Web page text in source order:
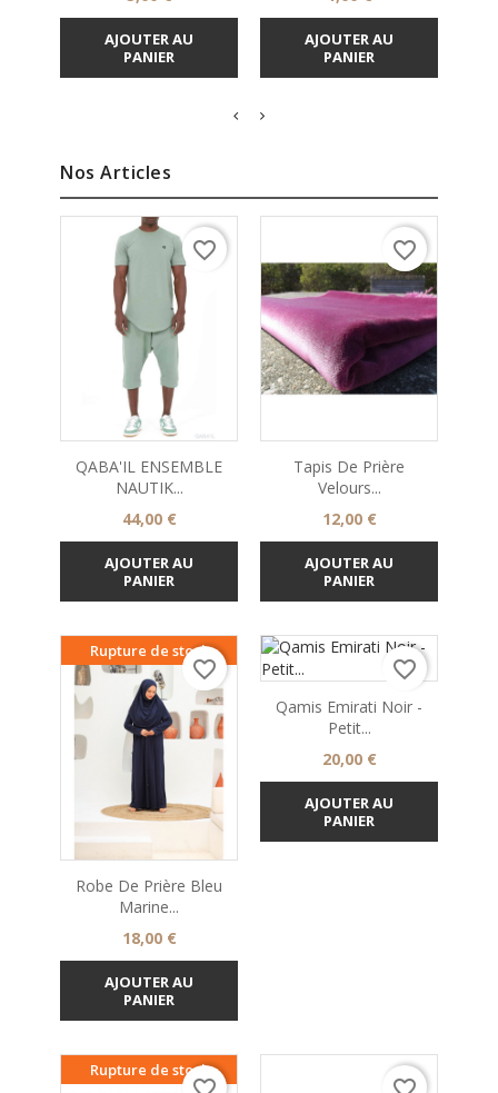
AJOUTER AU
PANIER
AJOUTER AU
PANIER
Nos Articles
QABA'IL ENSEMBLE
NAUTIK...
Prix
44,00 €
AJOUTER AU
PANIER
favorite_border
Tapis De Prière
Velours...
Prix
12,00 €
AJOUTER AU
PANIER
favorite_border
Rupture de stock
Robe De Prière Bleu
Marine...
Prix
18,00 €
AJOUTER AU
PANIER
favorite_border
Qamis Emirati Noir -
Petit...
Prix
20,00 €
AJOUTER AU
PANIER
favorite_border
Rupture de stock